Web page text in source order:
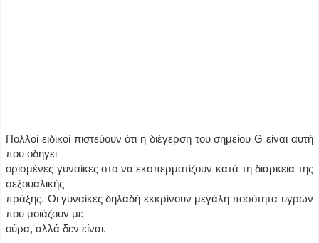
Πολλοί ειδικοί πιστεύουν ότι η διέγερση του σημείου G είναι αυτή
που οδηγεί
ορισμένες γυναίκες στο να εκσπερματίζουν κατά τη διάρκεια της
σεξουαλικής
πράξης. Οι γυναίκες δηλαδή εκκρίνουν μεγάλη ποσότητα υγρών
που μοιάζουν με
ούρα, αλλά δεν είναι.